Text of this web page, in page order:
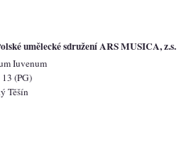
umělecké sdružení ARS MUSICA, z.s.
Iuvenum
(PG)
Těšín